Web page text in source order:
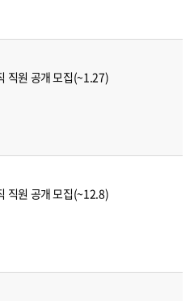
직원 공개 모집(~1.27)
직원 공개 모집(~12.8)